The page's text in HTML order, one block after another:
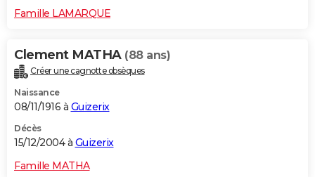
Famille LAMARQUE
Clement MATHA (88 ans)
Créer une cagnotte obsèques
Naissance
08/11/1916 à Guizerix
Décès
15/12/2004 à Guizerix
Famille MATHA